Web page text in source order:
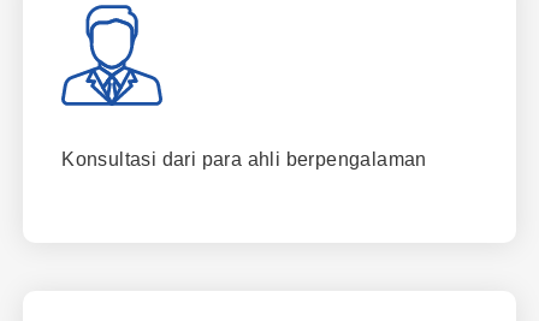
Konsultasi dari para ahli berpengalaman